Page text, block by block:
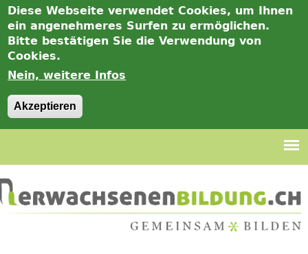
Diese Webseite verwendet Cookies, um Ihnen
ein angenehmeres Surfen zu ermöglichen.
Bitte bestätigen Sie die Verwendung von
Cookies.
Nein, weitere Infos
Akzeptieren